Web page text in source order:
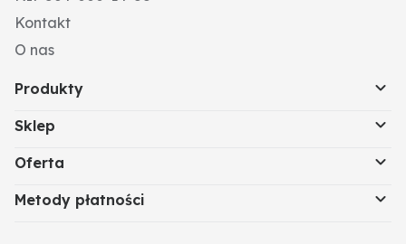
Kontakt
O nas
Produkty
Sklep
Oferta
Metody płatności